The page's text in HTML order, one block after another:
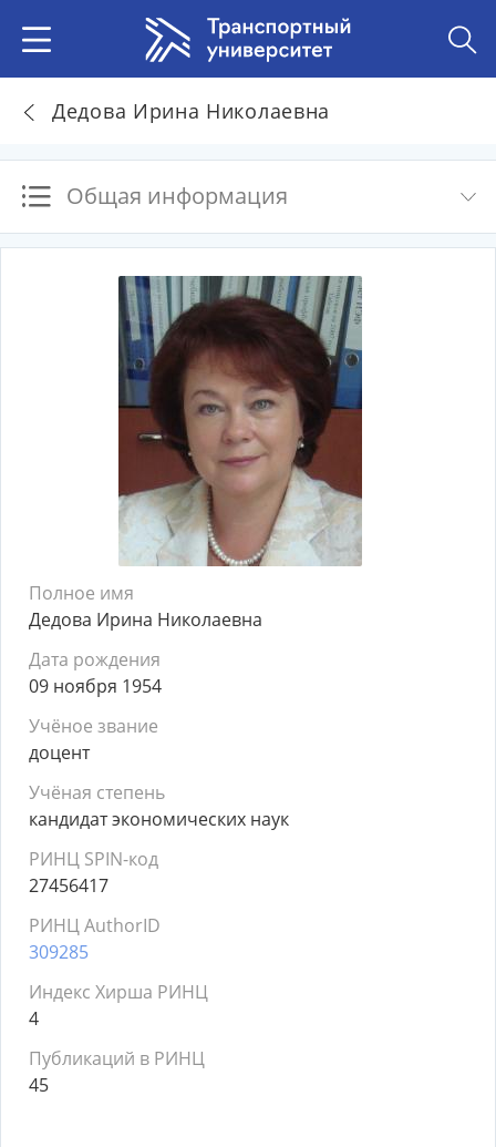
Дедова Ирина Николаевна
Общая информация
Полное имя
Дедова Ирина Николаевна
Дата рождения
09 ноября 1954
Учёное звание
доцент
Учёная степень
кандидат экономических наук
РИНЦ SPIN-код
27456417
РИНЦ AuthorID
309285
Индекс Хирша РИНЦ
4
Публикаций в РИНЦ
45